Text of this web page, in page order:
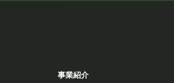
事業紹介